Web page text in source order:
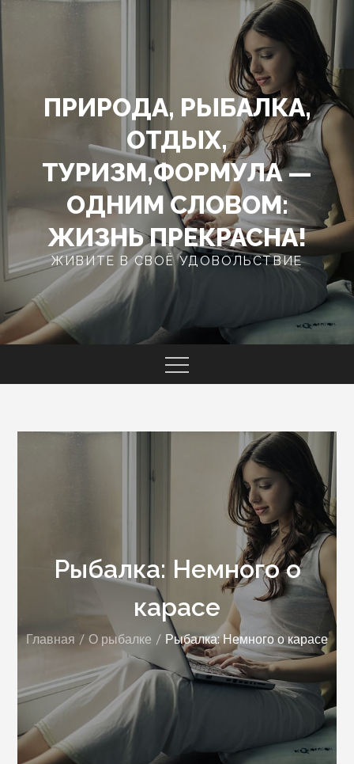
ПРИРОДА, РЫБАЛКА,
ОТДЫХ,
ТУРИЗМ,ФОРМУЛА —
ОДНИМ СЛОВОМ:
ЖИЗНЬ ПРЕКРАСНА!
ЖИВИТЕ В СВОЁ УДОВОЛЬСТВИЕ
Рыбалка: Немного о
карасе
Главная О рыбалке Рыбалка: Немного о карасе